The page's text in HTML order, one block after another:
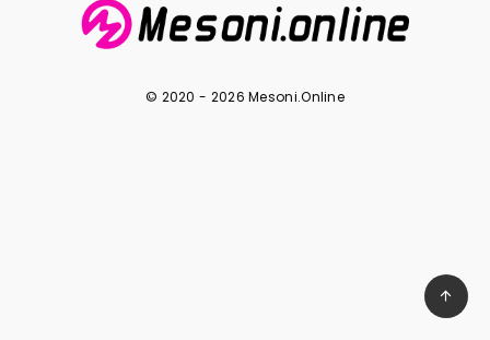
© 2020 - 2026 Mesoni.Online